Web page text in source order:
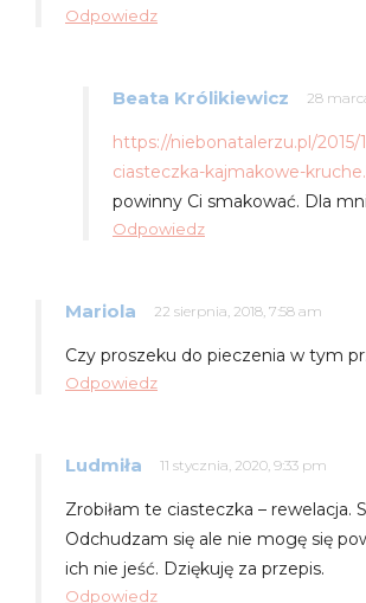
Odpowiedz
Beata Królikiewicz 28
https://niebonatalerzu.pl/2015/
ciasteczka-kajmakowe-
powinny Ci smakować. Dla
Odpowiedz
Mariola 22 sierpnia, 2018, 7:58 am
Czy proszeku do pieczenia w tym
Odpowiedz
Ludmiła 11 stycznia, 2020, 9:33 pm
Zrobiłam te ciasteczka – rewelacja.
Odchudzam się ale nie mogę się
ich nie jeść. Dziękuję za przepis.
Odpowiedz